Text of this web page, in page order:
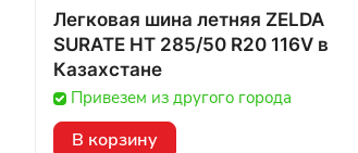
Легковая шина летняя ZELDA
SURATE HT 285/50 R20 116V в
Казахстане
Привезем из другого города
В корзину